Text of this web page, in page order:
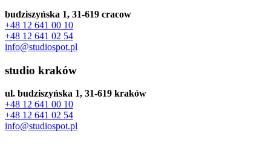
budziszyńska 1, 31-619 cracow
+48 12 641 00 10
+48 12 641 02 54
info@studiospot.pl
studio kraków
ul. budziszyńska 1, 31-619 kraków
+48 12 641 00 10
+48 12 641 02 54
info@studiospot.pl